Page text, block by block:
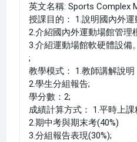
英文名稱: Sports Complex
授課目的： 1.說明國內外
2.介紹國內外運動場館管理
3.介紹運動場館軟硬體設備。
;
教學模式： 1.教師講解說明
2.學生分組報告;
學分數：2;
成績計算方式： 1.平時上課
2.期中考與期末考(40%)
3.分組報告表現(30%);